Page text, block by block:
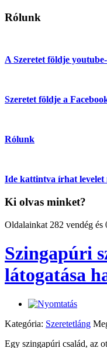
Rólunk
A Szeretet földje
Szeretet földje a
Rólunk
Ide kattintva írhat levelet
Ki olvas minket?
Oldalainkat 282 vendég és
Szingapúri
látogatása
Kategória: Szeretetláng
Egy szingapúri család, az